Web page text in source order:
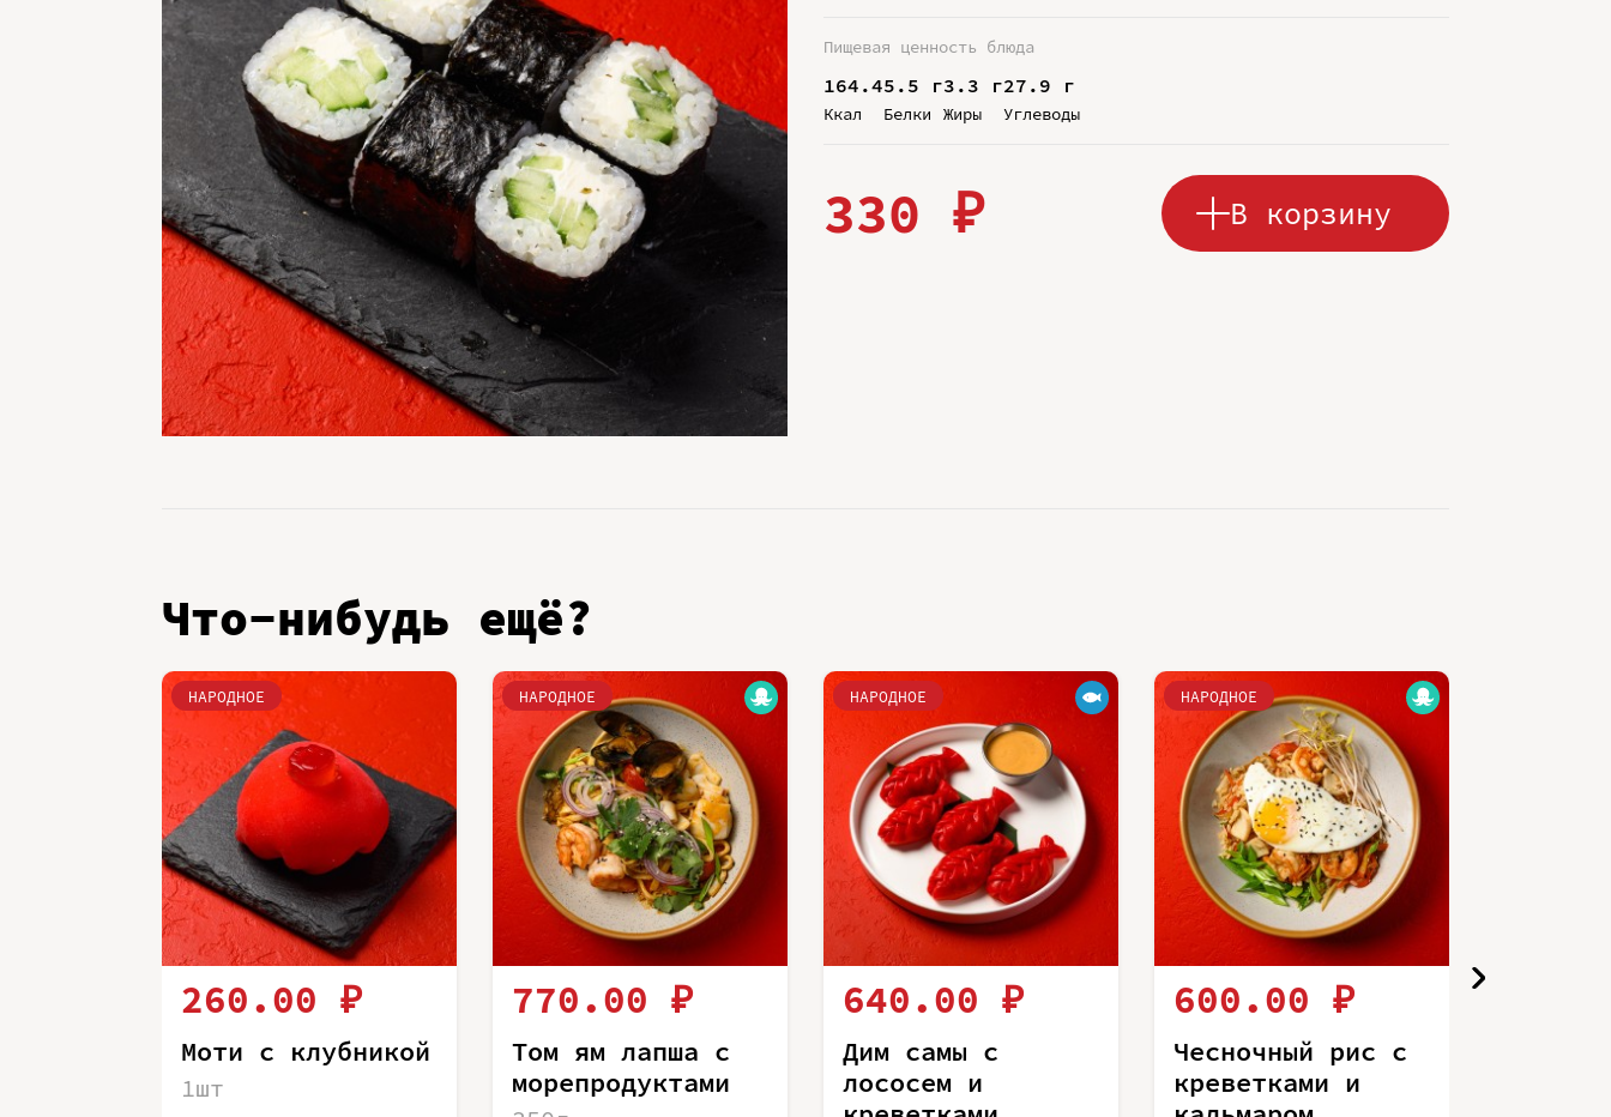
Пищевая ценность блюда
164.4
Ккал
5.5 г
Белки
3.3 г
Жиры
27.9 г
Углеводы
330 ₽ В корзину
Что-нибудь ещё?
НАРОДНОЕ
260.00 ₽
Моти с клубникой
1шт
НАРОДНОЕ
770.00 ₽
Том ям лапша с
морепродуктами
НАРОДНОЕ
640.00 ₽
Дим самы с
лососем и
НАРОДНОЕ
600.00 ₽
Чесночный рис с
креветками и